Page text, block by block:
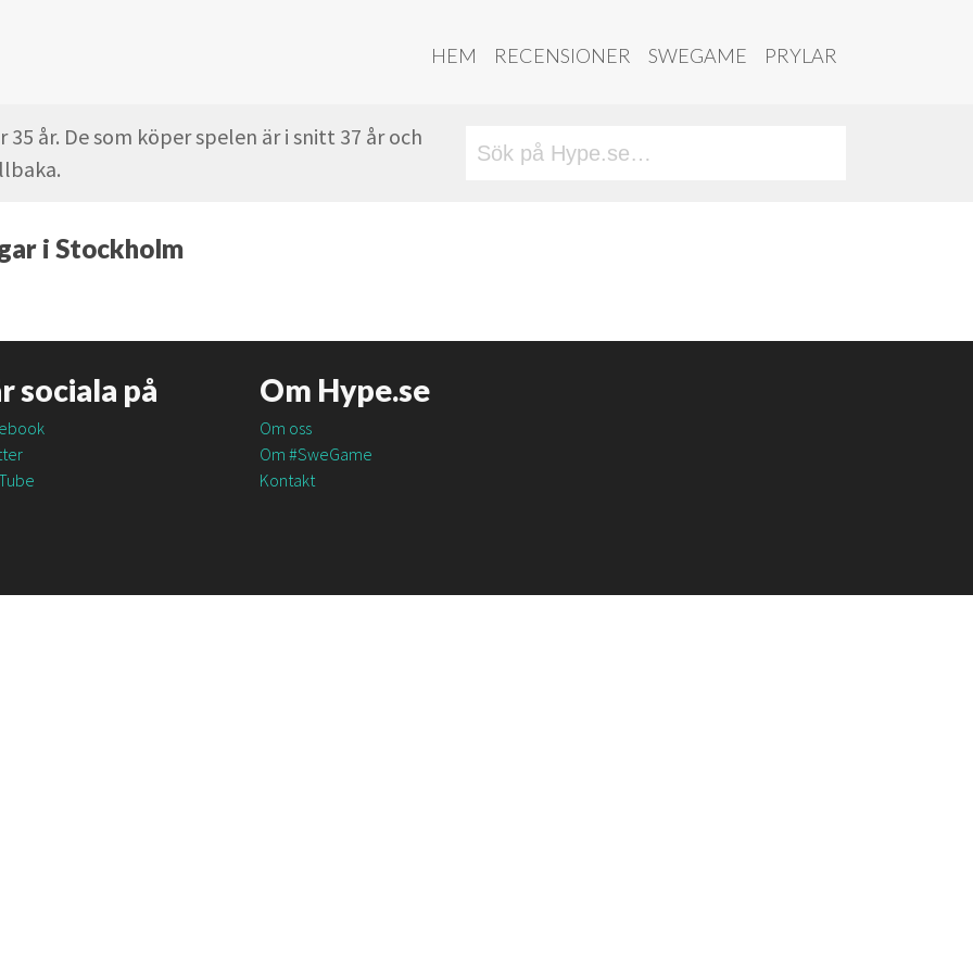
HEM RECENSIONER SWEGAME PRYLAR
år. De som köper spelen är i snitt 37 år och
i Stockholm
sociala på Om Hype.se
Om oss
Om #SweGame
Kontakt